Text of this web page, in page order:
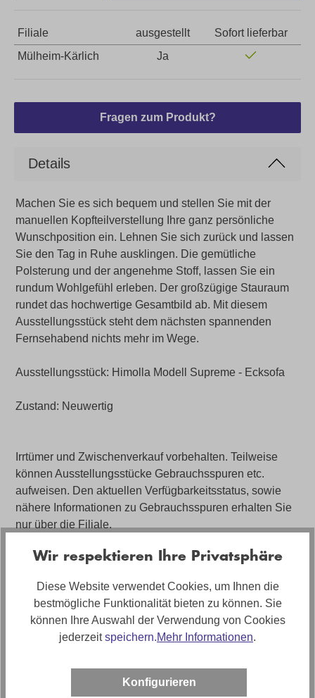
Filiale ausgestellt
Sofort lieferbar
Mülheim-Kärlich
Ja
Fragen zum Produkt?
Details
Machen Sie es sich bequem und stellen Sie mit der
manuellen Kopfteilverstellung Ihre ganz persönliche
Wunschposition ein. Lehnen Sie sich zurück und lassen
Sie den Tag in Ruhe ausklingen. Die gemütliche
Polsterung und der angenehme Stoff, lassen Sie ein
rundum Wohlgefühl erleben. Der großzügige Stauraum
rundet das hochwertige Gesamtbild ab. Mit diesem
Ausstellungsstück steht dem nächsten spannenden
Fernsehabend nichts mehr im Wege.
Ausstellungsstück: Himolla Modell Supreme - Ecksofa
Zustand: Neuwertig
Irrtümer und Zwischenverkauf vorbehalten. Teilweise
können Ausstellungsstücke Gebrauchsspuren etc.
aufweisen. Den aktuellen Verfügbarkeitsstatus, sowie
nähere Informationen zu Gebrauchsspuren erhalten Sie
nur über die Filiale.
0147800063-34WW-A
Farbe
Wir respektieren Ihre Privatsphäre
Diese Website verwendet Cookies, um Ihnen die
bestmögliche Funktionalität bieten zu können. Sie
können Ihre Auswahl der Verwendung von Cookies
jederzeitspeichern.Mehr Informationen.
Konfigurieren